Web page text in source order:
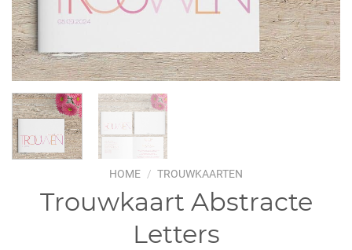
HOME / TROUWKAARTEN
Trouwkaart Abstracte
Letters